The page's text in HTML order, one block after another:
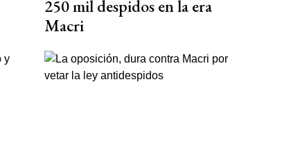
250 mil despidos en la era
Macri